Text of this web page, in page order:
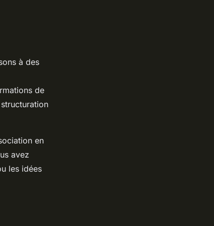
à des
de
en
avez
les idées